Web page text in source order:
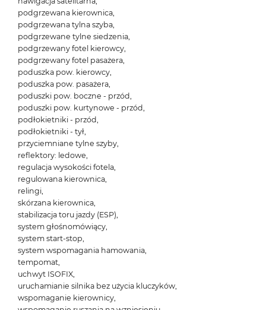
podgrzewana kierownica,
podgrzewana tylna szyba,
podgrzewane tylne siedzenia,
podgrzewany fotel kierowcy,
podgrzewany fotel pasażera,
poduszka pow. kierowcy,
poduszka pow. pasażera,
poduszki pow. boczne - przód,
poduszki pow. kurtynowe - przód,
podłokietniki - przód,
podłokietniki - tył,
przyciemniane tylne szyby,
reflektory: ledowe,
regulacja wysokości fotela,
regulowana kierownica,
relingi,
skórzana kierownica,
stabilizacja toru jazdy (ESP),
system głośnomówiący,
system start-stop,
system wspomagania hamowania,
tempomat,
uchwyt ISOFIX,
uruchamianie silnika bez użycia kluczyków,
wspomaganie kierownicy,